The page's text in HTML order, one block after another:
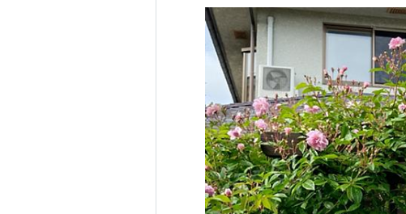
「秋」は「センチメンタルな季節」だと
する人が増える。
小さなことにくよくよしたり、物思いに
る様子を「秋だからセンチメンタルにな
Twitter検索:「センチメンタル」
秋とセンチメンタルを関連づける理由は
かった夏の活発な様子と、日が短くしっ
く静かな冬への導入を感覚的に意識する